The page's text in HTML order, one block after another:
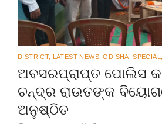
DISTRICT, LATEST NEWS ODISHA SPECIAL
ଅବସରପ୍ରାପ୍ତ ପୋଲିସ
ଚନ୍ଦ୍ର ରାଉତଙ୍କ
ଅନୁଷ୍ଠିତ